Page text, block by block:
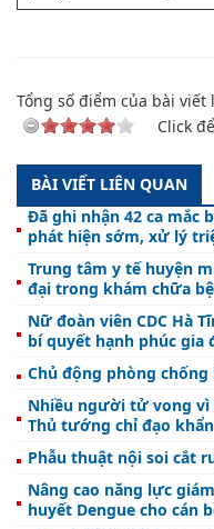
Tổng số điểm của bài viết
Click
BÀI VIẾT LIÊN QUAN
Đã ghi nhận 42 ca mắc
phát hiện sớm, xử lý
Trung tâm y tế huyện
đại trong khám chữa
Nữ đoàn viên CDC Hà
bí quyết hạnh phúc gia
Chủ động phòng
Nhiều người tử vong vì
Thủ tướng chỉ đạo khẩn
Phẫu thuật nội soi cắt
Nâng cao năng lực
huyết Dengue cho cán